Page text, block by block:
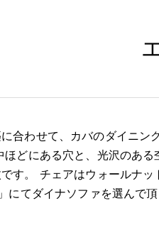
合わせて、カバのダイニン
ほどにある穴と、光沢のあ
す。 チェアはウォールナ
にてダイナソファを選んで頂